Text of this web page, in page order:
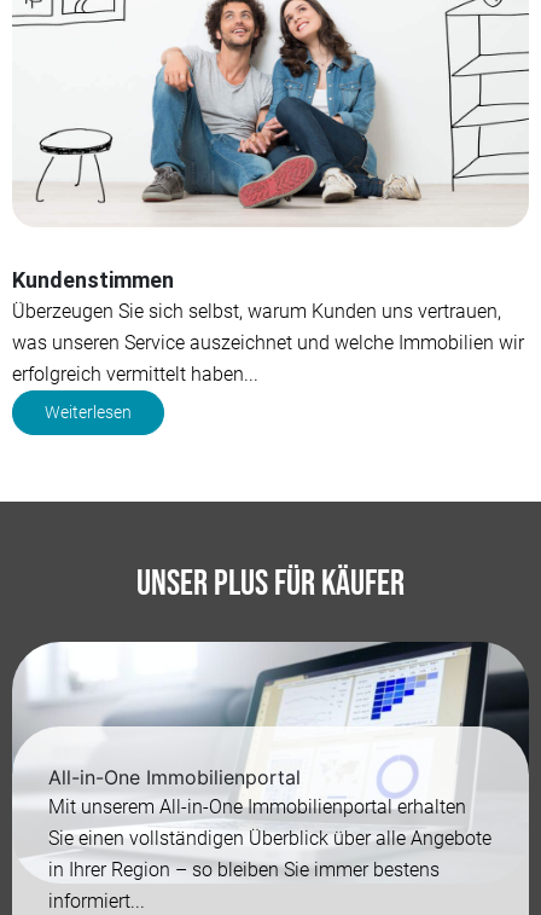
Kundenstimmen
Überzeugen Sie sich selbst, warum Kunden uns vertrauen,
was unseren Service auszeichnet und welche Immobilien wir
erfolgreich vermittelt haben...
Weiterlesen
Unser Plus für Käufer
All-in-One Immobilienportal
Mit unserem All-in-One Immobilienportal erhalten
Sie einen vollständigen Überblick über alle Angebote
in Ihrer Region – so bleiben Sie immer bestens
informiert...